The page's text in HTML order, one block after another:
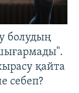
болудың
қайта
себеп?